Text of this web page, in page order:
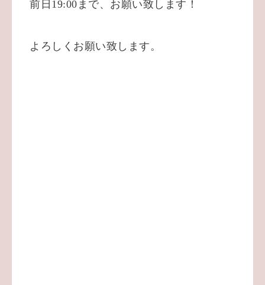
前日19:00まで、お願い致します！
よろしくお願い致します。